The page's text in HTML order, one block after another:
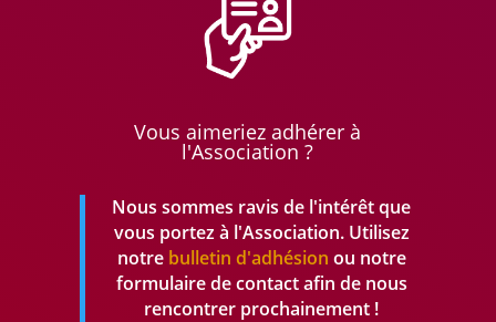
Vous aimeriez adhérer à
l'Association ?
Nous sommes ravis de l'intérêt que
vous portez à l'Association. Utilisez
notrebulletin d'adhésion ou notre
formulaire de contact afin de nous
rencontrer prochainement !